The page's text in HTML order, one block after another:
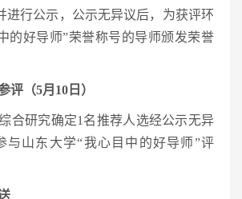
进行公示，公示无异议后，为获评环
的好导师”荣誉称号的导师颁发荣誉
评（5月10日）
合研究确定1名推荐人选经公示无异
与山东大学“我心目中的好导师”评